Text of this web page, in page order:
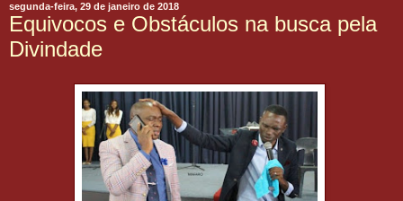
segunda-feira, 29 de janeiro de 2018
Equivocos e Obstáculos na busca pela
Divindade